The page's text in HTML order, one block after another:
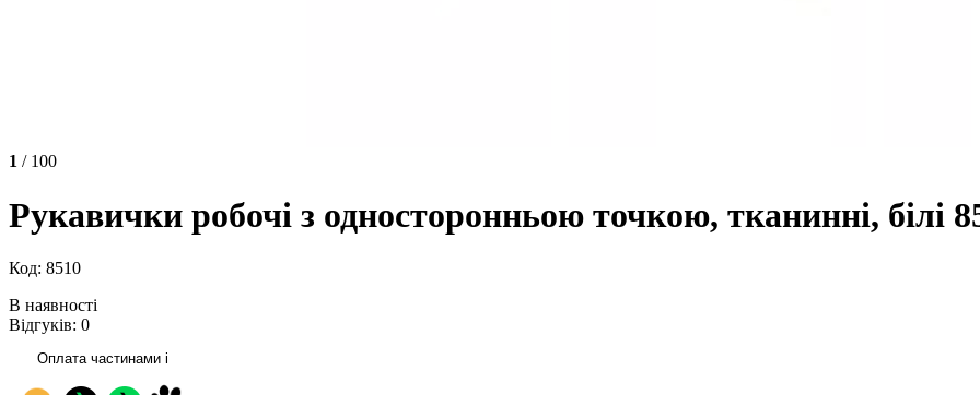
1 / 100
Рукавички робочі з односторонньою точкою, тканинні, білі
Код: 8510
В наявності
Відгуків: 0
Оплата частинами i